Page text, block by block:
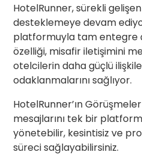
HotelRunner, sürekli
desteklemeye devam
platformuyla tam entegre
özelliği, misafir iletişimini
otelcilerin daha güçlü
odaklanmalarını sağlıyor.
HotelRunner’ın
mesajlarını tek bir
yönetebilir, kesintisiz ve
süreci sağlayabilirsiniz.